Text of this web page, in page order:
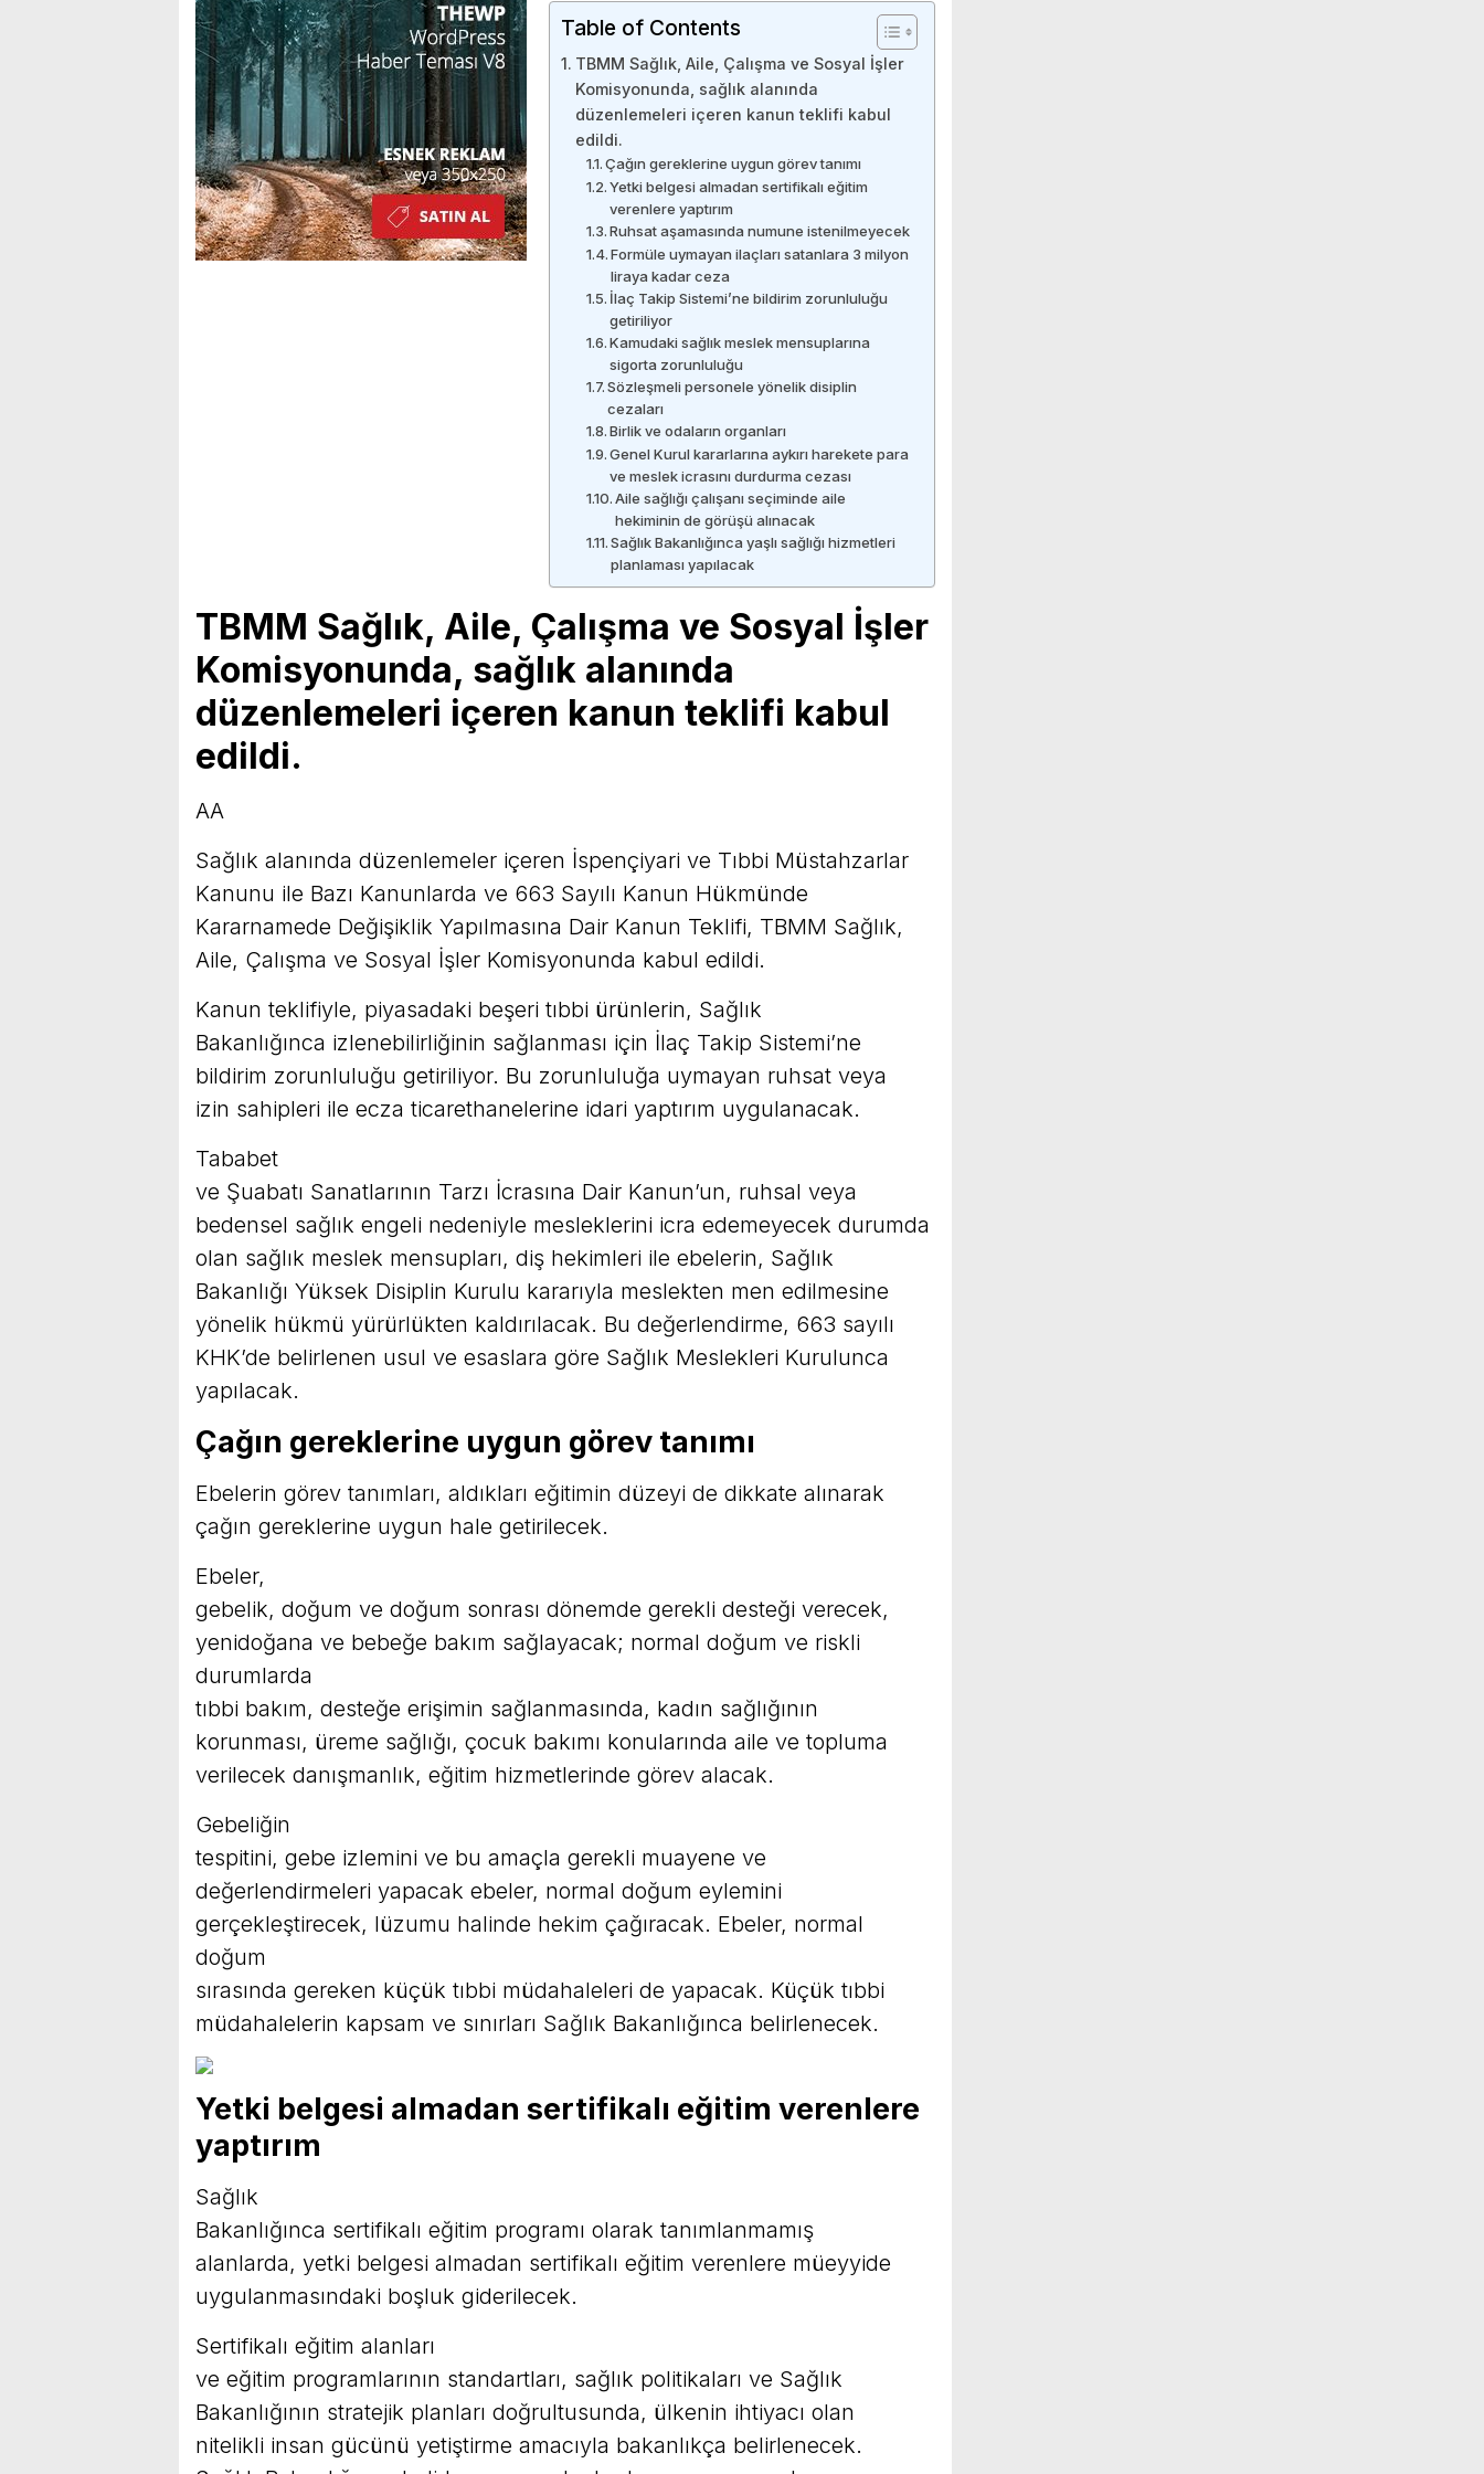
Table of Contents
TBMM Sağlık, Aile, Çalışma ve Sosyal İşler
Komisyonunda, sağlık alanında
düzenlemeleri içeren kanun teklifi kabul
edildi.
Çağın gereklerine uygun görev tanımı
Yetki belgesi almadan sertifikalı eğitim
verenlere yaptırım
Ruhsat aşamasında numune istenilmeyecek
Formüle uymayan ilaçları satanlara 3 milyon
liraya kadar ceza
İlaç Takip Sistemi’ne bildirim zorunluluğu
getiriliyor
Kamudaki sağlık meslek mensuplarına
sigorta zorunluluğu
Sözleşmeli personele yönelik disiplin
cezaları
Birlik ve odaların organları
Genel Kurul kararlarına aykırı harekete para
ve meslek icrasını durdurma cezası
Aile sağlığı çalışanı seçiminde aile
hekiminin de görüşü alınacak
Sağlık Bakanlığınca yaşlı sağlığı hizmetleri
planlaması yapılacak
TBMM Sağlık, Aile, Çalışma ve Sosyal İşler
Komisyonunda, sağlık alanında
düzenlemeleri içeren kanun teklifi kabul
edildi.
AA
Sağlık alanında düzenlemeler içeren İspençiyari ve Tıbbi Müstahzarlar
Kanunu ile Bazı Kanunlarda ve 663 Sayılı Kanun Hükmünde
Kararnamede Değişiklik Yapılmasına Dair Kanun Teklifi, TBMM Sağlık,
Aile, Çalışma ve Sosyal İşler Komisyonunda kabul edildi.
Kanun teklifiyle, piyasadaki beşeri tıbbi ürünlerin, Sağlık
Bakanlığınca izlenebilirliğinin sağlanması için İlaç Takip Sistemi’ne
bildirim zorunluluğu getiriliyor. Bu zorunluluğa uymayan ruhsat veya
izin sahipleri ile ecza ticarethanelerine idari yaptırım uygulanacak.
Tababet
ve Şuabatı Sanatlarının Tarzı İcrasına Dair Kanun’un, ruhsal veya
bedensel sağlık engeli nedeniyle mesleklerini icra edemeyecek durumda
olan sağlık meslek mensupları, diş hekimleri ile ebelerin, Sağlık
Bakanlığı Yüksek Disiplin Kurulu kararıyla meslekten men edilmesine
yönelik hükmü yürürlükten kaldırılacak. Bu değerlendirme, 663 sayılı
KHK’de belirlenen usul ve esaslara göre Sağlık Meslekleri Kurulunca
yapılacak.
Çağın gereklerine uygun görev tanımı
Ebelerin görev tanımları, aldıkları eğitimin düzeyi de dikkate alınarak
çağın gereklerine uygun hale getirilecek.
Ebeler,
gebelik, doğum ve doğum sonrası dönemde gerekli desteği verecek,
yenidoğana ve bebeğe bakım sağlayacak; normal doğum ve riskli
durumlarda
tıbbi bakım, desteğe erişimin sağlanmasında, kadın sağlığının
korunması, üreme sağlığı, çocuk bakımı konularında aile ve topluma
verilecek danışmanlık, eğitim hizmetlerinde görev alacak.
Gebeliğin
tespitini, gebe izlemini ve bu amaçla gerekli muayene ve
değerlendirmeleri yapacak ebeler, normal doğum eylemini
gerçekleştirecek, lüzumu halinde hekim çağıracak. Ebeler, normal
doğum
sırasında gereken küçük tıbbi müdahaleleri de yapacak. Küçük tıbbi
müdahalelerin kapsam ve sınırları Sağlık Bakanlığınca belirlenecek.
Yetki belgesi almadan sertifikalı eğitim verenlere
yaptırım
Sağlık
Bakanlığınca sertifikalı eğitim programı olarak tanımlanmamış
alanlarda, yetki belgesi almadan sertifikalı eğitim verenlere müeyyide
uygulanmasındaki boşluk giderilecek.
Sertifikalı eğitim alanları
ve eğitim programlarının standartları, sağlık politikaları ve Sağlık
Bakanlığının stratejik planları doğrultusunda, ülkenin ihtiyacı olan
nitelikli insan gücünü yetiştirme amacıyla bakanlıkça belirlenecek.